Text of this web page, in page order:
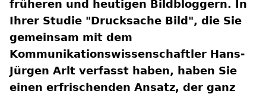
früheren und heutigen Bildbloggern. In
Ihrer Studie "Drucksache Bild", die Sie
gemeinsam mit dem
Kommunikationswissenschaftler Hans-
Jürgen Arlt verfasst haben, haben Sie
einen erfrischenden Ansatz, der ganz